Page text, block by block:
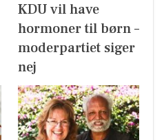
KDU vil have
hormoner til børn –
moderpartiet siger
nej